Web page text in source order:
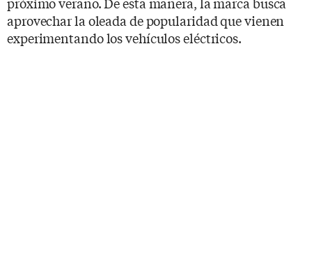
aprovechar la oleada de popularidad que vienen
experimentando los vehículos eléctricos.